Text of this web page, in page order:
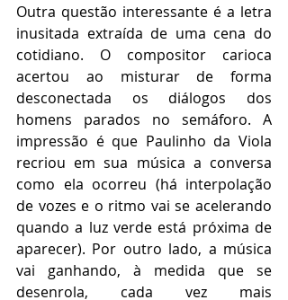
Outra questão interessante é a letra
inusitada extraída de uma cena do
cotidiano. O compositor carioca
acertou ao misturar de forma
desconectada os diálogos dos
homens parados no semáforo. A
impressão é que Paulinho da Viola
recriou em sua música a conversa
como ela ocorreu (há interpolação
de vozes e o ritmo vai se acelerando
quando a luz verde está próxima de
aparecer). Por outro lado, a música
vai ganhando, à medida que se
desenrola, cada vez mais